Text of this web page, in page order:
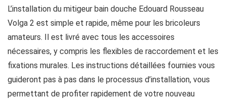
L’installation du mitigeur bain douche Edouard Rousseau
Volga 2 est simple et rapide, même pour les bricoleurs
amateurs. Il est livré avec tous les accessoires
nécessaires, y compris les flexibles de raccordement et les
fixations murales. Les instructions détaillées fournies vous
guideront pas à pas dans le processus d’installation, vous
permettant de profiter rapidement de votre nouveau